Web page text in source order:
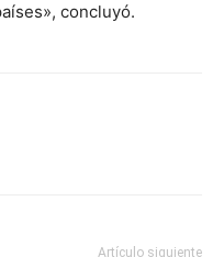
concluyó.
Artículo siguiente